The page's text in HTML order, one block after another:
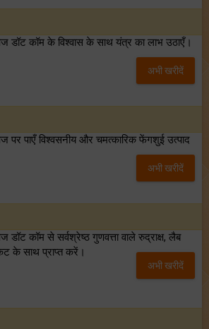
डॉट कॉम के विश्वास के साथ यंत्र का लाभ उठाएँ।
अभी खरीदें
पर पाएँ विश्वसनीय और चमत्कारिक फेंगशुई उत्पाद
अभी खरीदें
डॉट कॉम से सर्वश्रेष्ठ गुणवत्ता वाले रुद्राक्ष, लैब
के साथ प्राप्त करें।
अभी खरीदें